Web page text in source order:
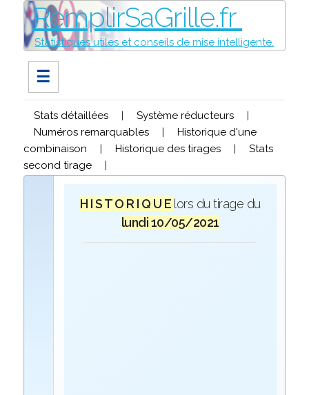
RemplirSaGrille.fr
Statistiques utiles et conseils de mise intelligente.
☰
Stats détaillées | Système réducteurs
|
Numéros remarquables
|
Historique d'une
combinaison
| Historique des tirages |
Stats
second tirage
|
H I S T O R I Q U E lors du tirage du
lundi 10/05/2021